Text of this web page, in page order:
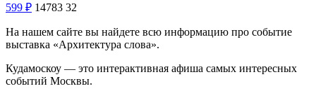
599 ₽ 14783 32
На нашем сайте вы найдете всю информацию про событие
выставка «Архитектура слова».
Кудамоскоу — это интерактивная афиша самых интересных
событий Москвы.